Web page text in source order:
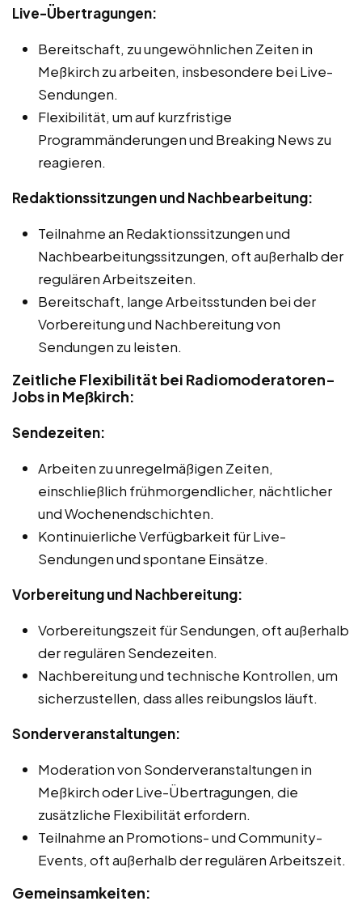
Live-Übertragungen:
Bereitschaft, zu ungewöhnlichen Zeiten in
Meßkirch zu arbeiten, insbesondere bei Live-
Sendungen.
Flexibilität, um auf kurzfristige
Programmänderungen und Breaking News zu
reagieren.
Redaktionssitzungen und Nachbearbeitung:
Teilnahme an Redaktionssitzungen und
Nachbearbeitungssitzungen, oft außerhalb der
regulären Arbeitszeiten.
Bereitschaft, lange Arbeitsstunden bei der
Vorbereitung und Nachbereitung von
Sendungen zu leisten.
Zeitliche Flexibilität bei Radiomoderatoren-
Jobs in Meßkirch:
Sendezeiten:
Arbeiten zu unregelmäßigen Zeiten,
einschließlich frühmorgendlicher, nächtlicher
und Wochenendschichten.
Kontinuierliche Verfügbarkeit für Live-
Sendungen und spontane Einsätze.
Vorbereitung und Nachbereitung:
Vorbereitungszeit für Sendungen, oft außerhalb
der regulären Sendezeiten.
Nachbereitung und technische Kontrollen, um
sicherzustellen, dass alles reibungslos läuft.
Sonderveranstaltungen:
Moderation von Sonderveranstaltungen in
Meßkirch oder Live-Übertragungen, die
zusätzliche Flexibilität erfordern.
Teilnahme an Promotions- und Community-
Events, oft außerhalb der regulären Arbeitszeit.
Gemeinsamkeiten: